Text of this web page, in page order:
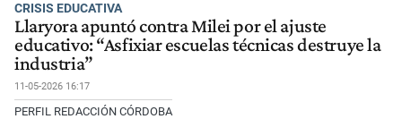
CRISIS EDUCATIVA
Llaryora apuntó contra Milei por el ajuste
educativo: “Asfixiar escuelas técnicas destruye la
industria”
11-05-2026 16:17
PERFIL REDACCIÓN CÓRDOBA